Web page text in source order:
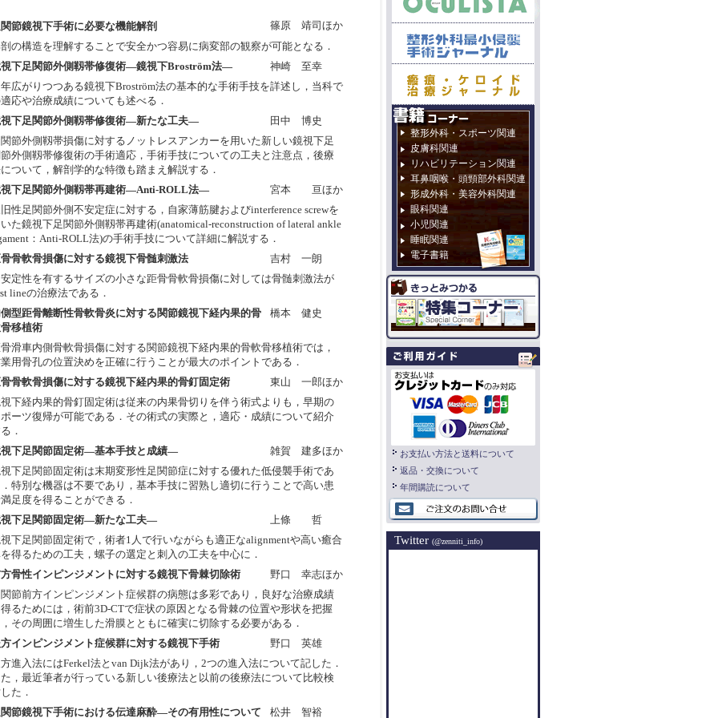
節鏡視下手術に必要な機能解剖
篠原 靖司ほか
の構造を理解することで安全かつ容易に病変部の観察が可能となる．
下足関節外側靱帯修復術―鏡視下Broström法―
神崎 至幸
広がりつつある鏡視下Broström法の基本的な手術手技を詳述し，当科で
応や治療成績についても述べる．
下足関節外側靱帯修復術―新たな工夫―
田中 博史
節外側靱帯損傷に対するノットレスアンカーを用いた新しい鏡視下足
外側靱帯修復術の手術適応，手術手技についての工夫と注意点，後療
ついて，解剖学的な特徴も踏まえ解説する．
下足関節外側靱帯再建術―Anti-ROLL法―
宮本 亘ほか
性足関節外側不安定症に対する，自家薄筋腱およびinterference screwを
た鏡視下足関節外側靱帯再建術(anatomical-reconstruction of lateral ankle
：Anti-ROLL法)の手術手技について詳細に解説する．
骨軟骨損傷に対する鏡視下骨髄刺激法
吉村 一朗
定性を有するサイズの小さな距骨骨軟骨損傷に対しては骨髄刺激法が
lineの治療法である．
型距骨離断性骨軟骨炎に対する関節鏡視下経内果的骨
移植術
橋本 健史
滑車内側骨軟骨損傷に対する関節鏡視下経内果的骨軟骨移植術では，
用骨孔の位置決めを正確に行うことが最大のポイントである．
骨軟骨損傷に対する鏡視下経内果的骨釘固定術
東山 一郎ほか
下経内果的骨釘固定術は従来の内果骨切りを伴う術式よりも，早期の
ーツ復帰が可能である．その術式の実際と，適応・成績について紹介
．
下足関節固定術―基本手技と成績―
雑賀 建多ほか
下足関節固定術は末期変形性足関節症に対する優れた低侵襲手術であ
特別な機器は不要であり，基本手技に習熟し適切に行うことで高い患
足度を得ることができる．
下足関節固定術―新たな工夫―
上條 哲
下足関節固定術で，術者1人で行いながらも適正なalignmentや高い癒合
得るための工夫，螺子の選定と刺入の工夫を中心に．
骨性インピンジメントに対する鏡視下骨棘切除術
野口 幸志ほか
節前方インピンジメント症候群の病態は多彩であり，良好な治療成績
るためには，術前3D-CTで症状の原因となる骨棘の位置や形状を把握
その周囲に増生した滑膜とともに確実に切除する必要がある．
インピンジメント症候群に対する鏡視下手術
野口 英雄
進入法にはFerkel法とvan Dijk法があり，2つの進入法について記した．
，最近筆者が行っている新しい後療法と以前の後療法について比較検
た．
節鏡視下手術における伝達麻酔―その有用性について
松井 智裕
整形外科・スポーツ関連
皮膚科関連
リハビリテーション関連
耳鼻咽喉・頭頸部外科関連
形成外科・美容外科関連
眼科関連
小児関連
睡眠関連
電子書籍
お支払い方法と送料について
返品・交換について
年間購読について
Twitter (@zenniti_info)